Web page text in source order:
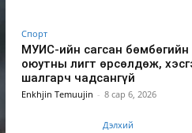
Спорт
МУИС-ийн сагсан бөмбөгийн
оюутны лигт өрсөлдөж,
шалгарч чадсангүй
Enkhjin Temuujin - 8 сар 6, 2026
Дэлхий